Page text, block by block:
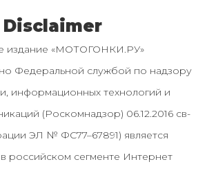
Disclaimer
издание «МОТОГОНКИ.РУ»
Федеральной службой по надзору
информационных технологий и
(Роскомнадзор) 06.12.2016 св-
ЭЛ № ФС77–67891) является
российском сегменте Интернет